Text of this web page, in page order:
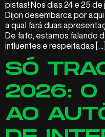
pistas! Nos dias 24 e 25
Dijon desembarca por
a qual fará duas
De fato, estamos falando
influentes e respeitadas […]
SÓ
2026: O
AO